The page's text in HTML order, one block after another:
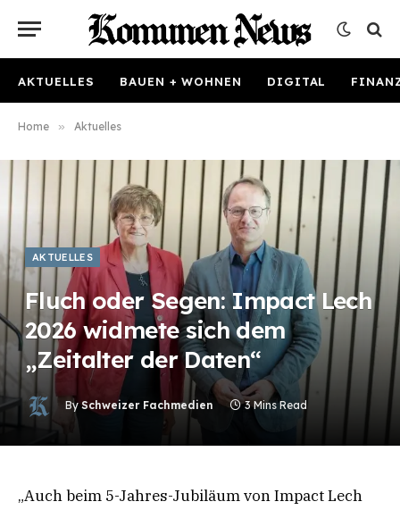
AKTUELLES BAUEN + WOHNEN DIGITAL
Home » Aktuelles
AKTUELLES
Fluch oder Segen: Impact Lech
2026 widmete sich dem
„Zeitalter der Daten“
By Schweizer Fachmedien 3 Mins Read
„Auch beim 5-Jahres-Jubiläum von Impact Lech